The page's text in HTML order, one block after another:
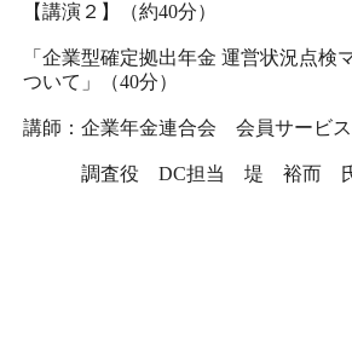
【講演２】（約40分）
「企業型確定拠出年金 運営状況点検
ついて」（40分）
講師：企業年金連合会 会員サービ
調査役 DC担当 堤 裕而